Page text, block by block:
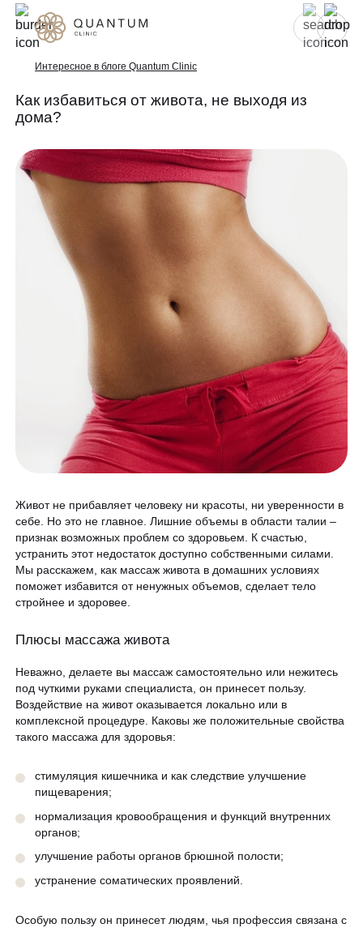
Для женщин
Услуги
Инъекционная косметология
Аппаратная косметология
Эстетическая косметология
Эндокринология
Гинекология
Массаж и обёртывание
Проблемы
До/после
Специалисты
Спецпредложения
Программа лояльности
QC Магазин
О клинике
Вакансии
Оборудование
Программа лояльности
СМИ о нас
Контакты
8 800 775 40 40
ЗАПИСАТЬСЯ НА КОНСУЛЬТАЦИЮ
Интересное в блоге Quantum Clinic
Как избавиться от живота, не выходя из
дома?
Живот не прибавляет человеку ни красоты, ни уверенности в
себе. Но это не главное. Лишние объемы в области талии –
признак возможных проблем со здоровьем. К счастью,
устранить этот недостаток доступно собственными силами.
Мы расскажем, как массаж живота в домашних условиях
поможет избавится от ненужных объемов, сделает тело
стройнее и здоровее.
Плюсы массажа живота
Неважно, делаете вы массаж самостоятельно или нежитесь
под чуткими руками специалиста, он принесет пользу.
Воздействие на живот оказывается локально или в
комплексной процедуре. Каковы же положительные свойства
такого массажа для здоровья:
стимуляция кишечника и как следствие улучшение
пищеварения;
нормализация кровообращения и функций внутренних
органов;
улучшение работы органов брюшной полости;
устранение соматических проявлений.
Особую пользу он принесет людям, чья профессия связана с